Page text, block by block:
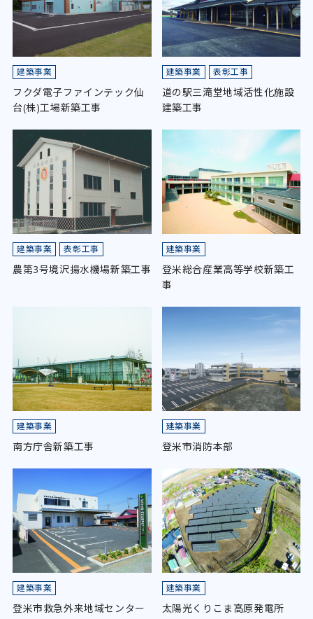
建築事業
フクダ電子ファインテック仙
台(株)工場新築工事
建築事業 表彰工事
道の駅三滝堂地域活性化施設
建築工事
建築事業 表彰工事
農第3号境沢揚水機場新築工事
建築事業
登米総合産業高等学校新築工
事
建築事業
南方庁舎新築工事
建築事業
登米市消防本部
建築事業
登米市救急外来地域センター
建築事業
太陽光くりこま高原発電所